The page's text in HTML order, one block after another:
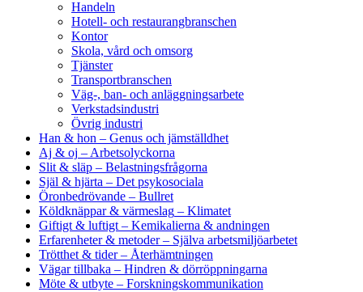
Handeln
Hotell- och restaurangbranschen
Kontor
Skola, vård och omsorg
Tjänster
Transportbranschen
Väg-, ban- och anläggningsarbete
Verkstadsindustri
Övrig industri
Han & hon – Genus och jämställdhet
Aj & oj – Arbetsolyckorna
Slit & släp – Belastningsfrågorna
Själ & hjärta – Det psykosociala
Öronbedrövande – Bullret
Köldknäppar & värmeslag – Klimatet
Giftigt & luftigt – Kemikalierna & andningen
Erfarenheter & metoder– Själva arbetsmiljöarbetet
Trötthet & tider– Återhämtningen
Vägar tillbaka – Hindren & dörröppningarna
Möte & utbyte – Forskningskommunikation